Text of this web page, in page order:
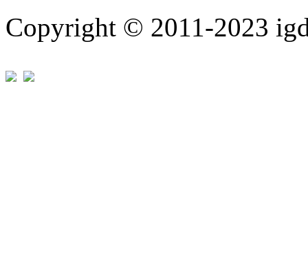
Copyright © 2011-2023